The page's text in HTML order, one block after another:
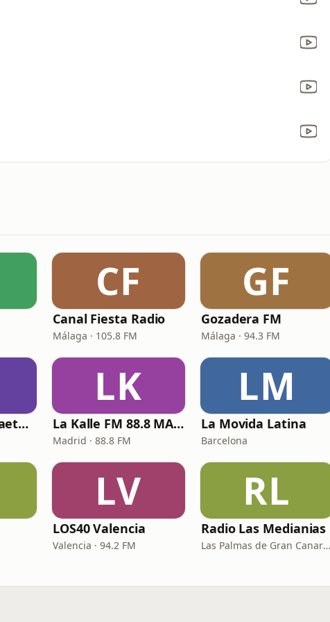
CF
Canal Fiesta Radio
Málaga · 105.8 FM
GF
Gozadera FM
Málaga · 94.3 FM
Elixir FM - Reggaeton Party
LK
La Kalle FM 88.8 MADRID
Madrid · 88.8 FM
LM
La Movida Latina
Barcelona
LV
LOS40 Valencia
Valencia · 94.2 FM
RL
Radio Las Medianias
Las Palmas de Gran Canaria · 92.2 FM, 100.2 FM, 98.7 FM